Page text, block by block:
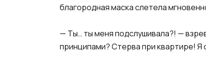
благородная маска слетела
— Ты… ты меня подслушивала?! —
принципами? Стерва при квартире!